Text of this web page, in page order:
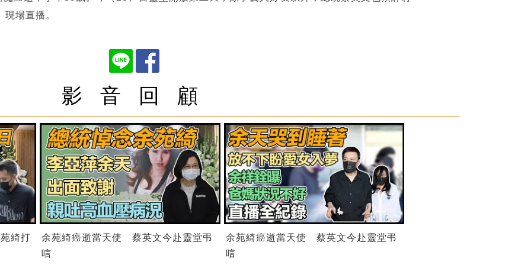
場直播。
影 音 回 顧
綺打
余苑綺癌逝當天使 蔡英文今赴靈堂弔
唁
余苑綺癌逝當天使 蔡英文今赴靈堂弔
唁